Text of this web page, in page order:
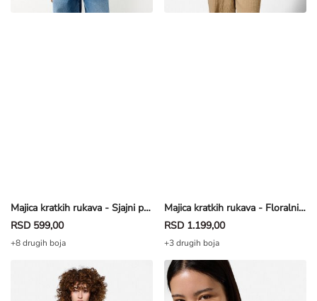
Majica kratkih rukava - Sjajni print - prljavobela
RSD 599,00
+8 drugih boja
Majica kratkih rukava - Floralni print - bež
RSD 1.199,00
+3 drugih boja